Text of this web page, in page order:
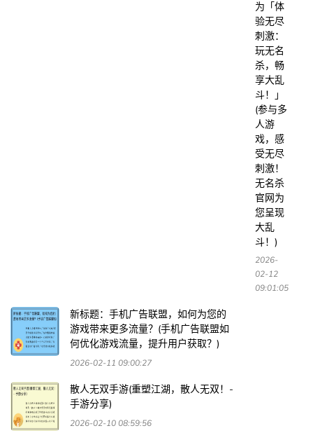
为「体
验无尽
刺激：
玩无名
杀，畅
享大乱
斗！」
(参与多
人游
戏，感
受无尽
刺激！
无名杀
官网为
您呈现
大乱
斗！)
2026-
02-12
09:01:05
新标题：手机广告联盟，如何为您的
游戏带来更多流量？(手机广告联盟如
何优化游戏流量，提升用户获取？)
2026-02-11 09:00:27
散人无双手游(重塑江湖，散人无双！-
手游分享)
2026-02-10 08:59:56